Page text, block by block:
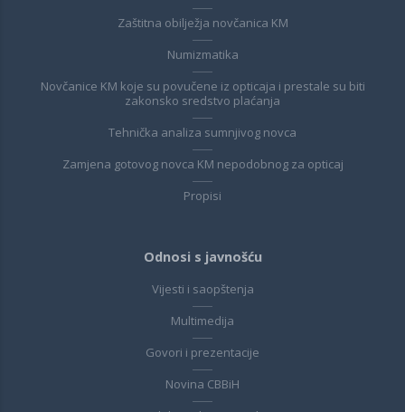
Zaštitna obilježja novčanica KM
Numizmatika
Novčanice KM koje su povučene iz opticaja i prestale su biti
zakonsko sredstvo plaćanja
Tehnička analiza sumnjivog novca
Zamjena gotovog novca KM nepodobnog za opticaj
Propisi
Odnosi s javnošću
Vijesti i saopštenja
Multimedija
Govori i prezentacije
Novina CBBiH